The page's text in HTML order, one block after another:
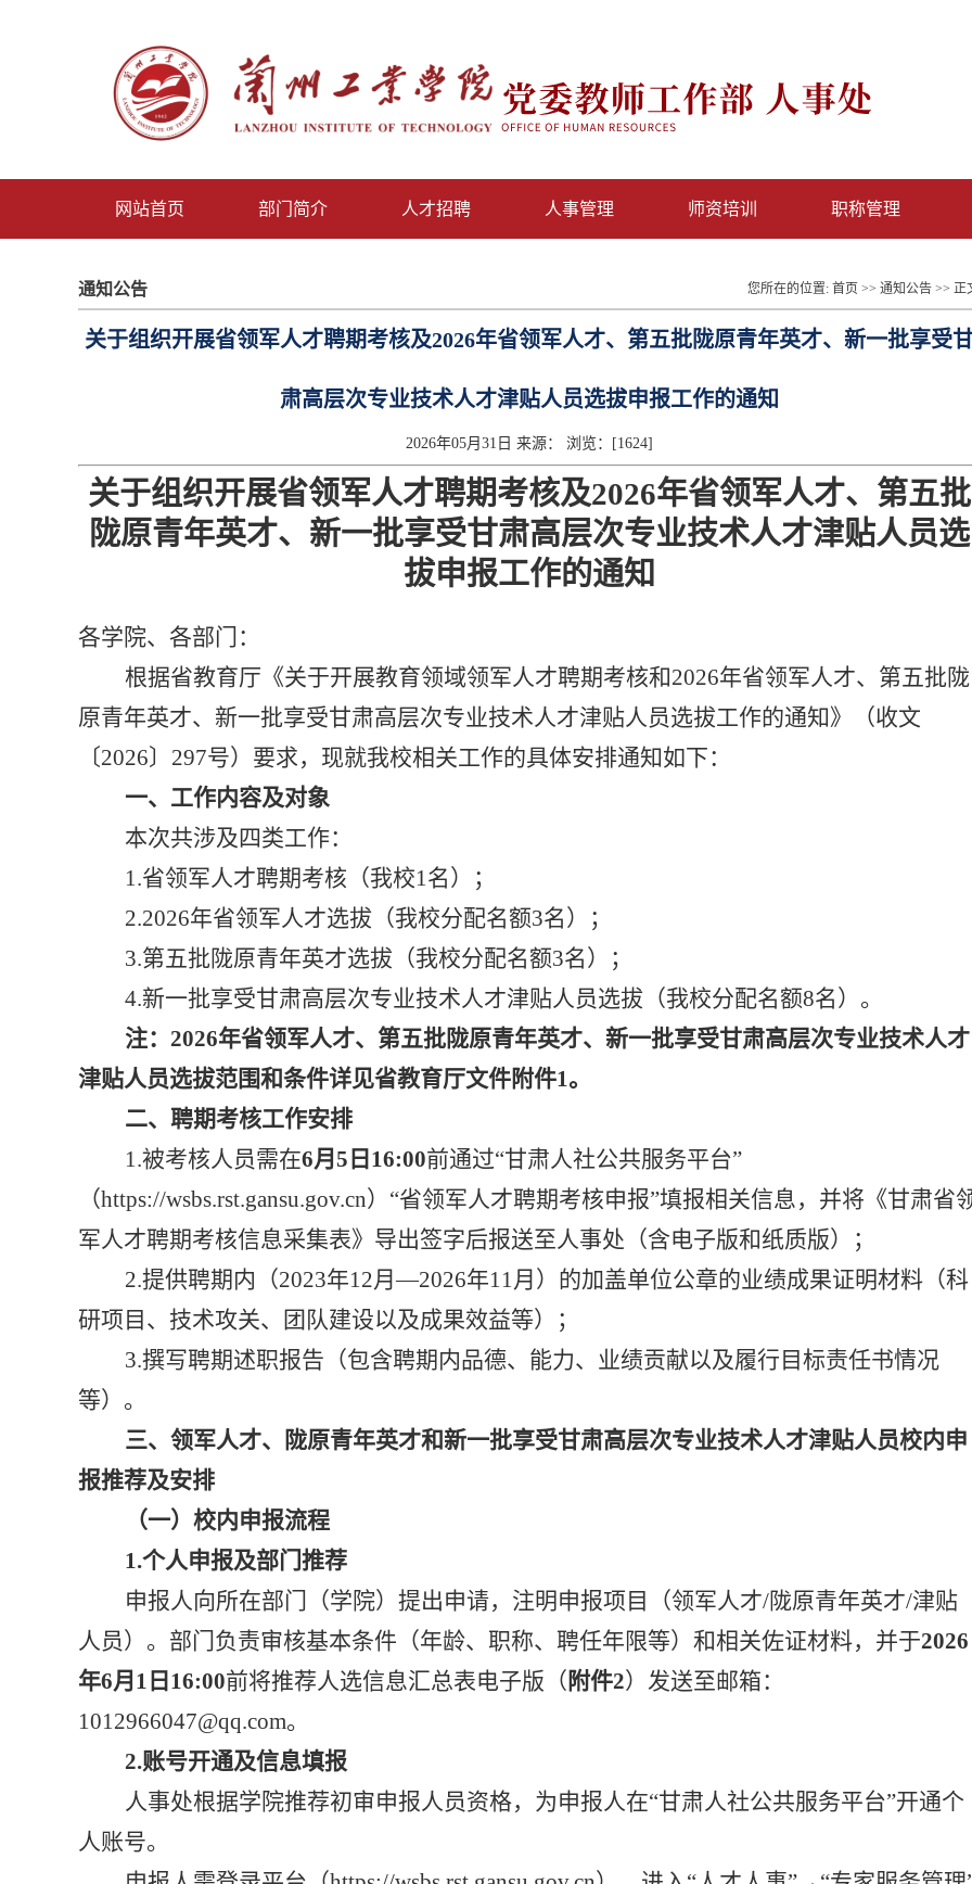
网站首页 部门简介 人才招聘 人事管理 师资培训 职称管理
通知公告 您所在的位置: 首页 >> 通知公告 >> 正
关于组织开展省领军人才聘期考核及2026年省领军人才、第五批陇原青年英才、新一批享受
肃高层次专业技术人才津贴人员选拔申报工作的通知
2026年05月31日 来源： 浏览：[1624]
关于组织开展省领军人才聘期考核及2026年省领军人才、第五批
陇原青年英才、新一批享受甘肃高层次专业技术人才津贴人员选
拔申报工作的通知
各学院、 各部门：
根据省教育厅《关于开展教育领域领军人才聘期考核和2026年省领军人才、第五批陇
原青年英才、新一批享受甘肃高层次专业技术人才津贴人员选拔工作的通知》（收文
〔2026〕297号）要求，现就我校相关工作的具体安排通知如下：
一、工作内容及对象
本次共涉及四类工作：
1.省领军人才聘期考核 （我校1名 ）；
2.2026年省领军人才选拔 （我校分配名额3名 ）；
3.第五批陇原青年英才选拔 （我校分配名额3名 ）；
4.新一批享受甘肃高层次专业技术人才津贴人员选拔 （我校分配名额8名 ）。
注： 2026年省领军人才、第五批陇原青年英才、新一批享受甘肃高层次专业技术人才
津贴人员选拔范围和条件详见省教育厅文件附件1。
二、聘期考核工作安排
1.被考核人员需在6月5日16:00前通过“甘肃人社公共服务平台”
（https://wsbs.rst.gansu.gov.cn） “省领军人才聘期考核申报”填报相关信息，并将 《甘肃省
军人才聘期考核信息采集表》 导出签字后报送至人事处（含电子版和纸质版）
；
2.提供聘期内（2023年12月—2026年11月）的加盖单位公章的业绩成果证明材料（科
研项目、 技术攻关、团队建设以及成果效益等）；
3.撰写聘期述职报告（包含聘期内品德、能力、业绩贡献以及履行 目标责任书情况
等）。
三、领军人才、 陇原青年英才和新一批享受甘肃高层次专业技术人才津贴人员校内申
报推荐及安排
（一） 校内申报流程
1.个人申报及部门推荐
申报人向所在部门（学院）提出申请，注明申报项目（领军人才/陇原青年英才/津贴
人员）。部门负责审核基本条件（年龄、职称、聘任年限等） 和相关佐证材料， 并于2026
年6月 1 日 16:00前将推荐人选信息汇总表电子版（ 附件2）发送至邮箱：
1012966047@qq.com。
2.账号开通及信息填报
人事处根据学院推荐初审申报人员资格， 为申报人在“甘肃人社公共服务平台”开通个
人账号。